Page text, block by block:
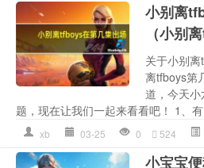
小别离
（小别
关于小别
离tfboys第
道，今天
题，现在让我们一起来看看吧！ 1、
xb 03-25 0 524
小宝宝